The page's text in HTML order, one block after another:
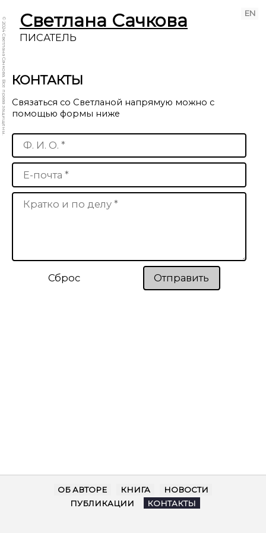
Светлана Сачкова
ПИСАТЕЛЬ
ОБ АВТОРЕ КНИГА
НОВОСТИ
ПУБЛИКАЦИИ
КОНТАКТЫ
EN
КОНТАКТЫ
Связаться со Светланой напрямую можно с
помощью формы ниже
Сброс Отправить
© 2024 Светлана Сачкова. Все права защищены.